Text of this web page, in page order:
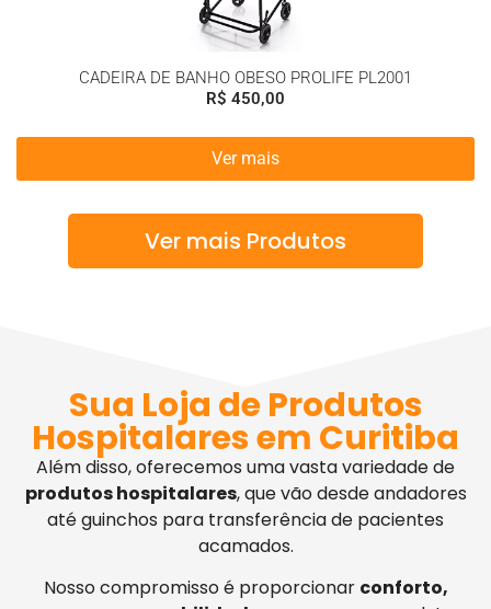
CADEIRA DE BANHO OBESO PROLIFE PL2001
R$ 450,00
Ver mais
Ver mais Produtos
Sua Loja de Produtos
Hospitalares em Curitiba
Além disso, oferecemos uma vasta variedade de
produtos hospitalares, que vão desde andadores
até guinchos para transferência de pacientes
acamados.
Nosso compromisso é proporcionar conforto,